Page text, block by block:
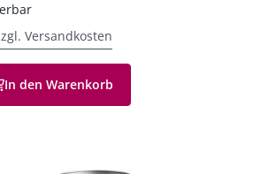
Versandkosten
In den Warenkorb